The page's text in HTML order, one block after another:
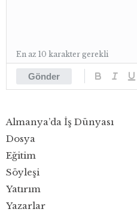
Gönder
En az 10 karakter gerekli
Almanya’da İş Dünyası
Dosya
Eğitim
Söyleşi
Yatırım
Yazarlar